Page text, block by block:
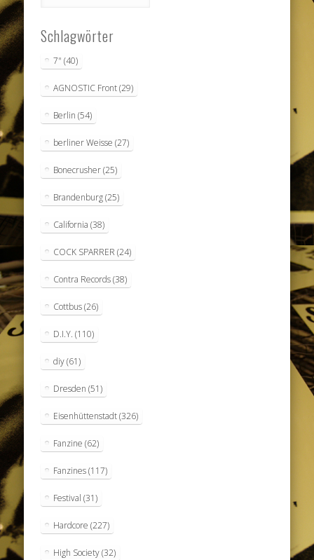
Schlagwörter
7" (40)
AGNOSTIC Front(29)
Berlin (54)
berliner Weisse (27)
Bonecrusher(25)
Brandenburg(25)
California (38)
COCK SPARRER (24)
Contra Records(38)
Cottbus(26)
D.I.Y. (110)
diy(61)
Dresden (51)
Eisenhüttenstadt(326)
Fanzine (62)
Fanzines(117)
Festival (31)
Hardcore (227)
High Society(32)